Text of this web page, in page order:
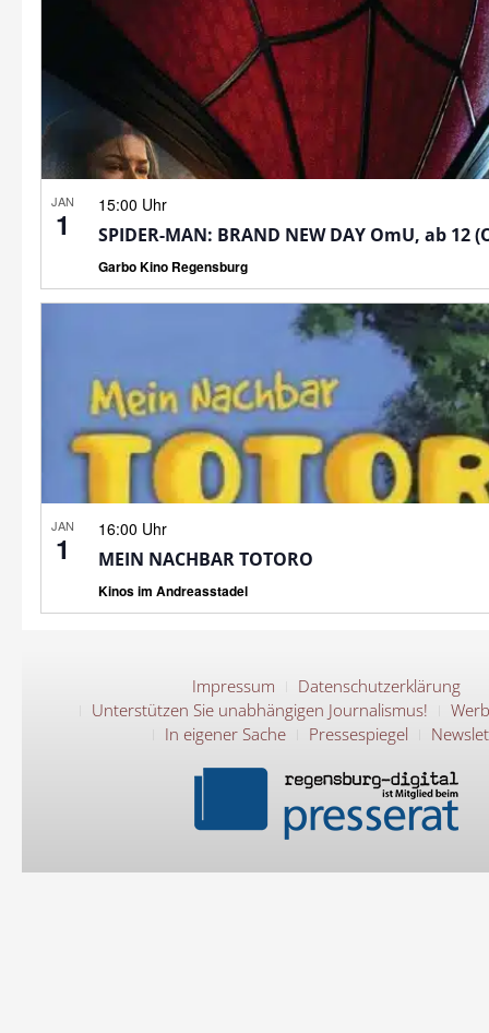
JAN
1
15:00 Uhr
SPIDER-MAN: BRAND NEW DAY OmU, ab 12
Garbo Kino Regensburg
JAN
1
16:00 Uhr
MEIN NACHBAR TOTORO
Kinos im Andreasstadel
Impressum
Datenschutzerklärung
Unterstützen Sie unabhängigen Journalismus!
In eigener Sache
Pressespiegel